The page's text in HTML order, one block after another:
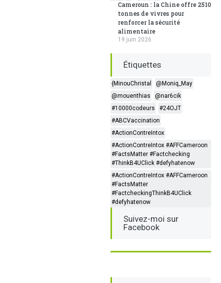
Cameroun : la Chine offre 2510
tonnes de vivres pour
renforcer la sécurité
alimentaire
19 juin 2026
Étiquettes
{MinouChristal
@Moniq_May
@mouenthias
@nar6cik
#10000codeurs
#24OJT
#ABCVaccination
#ActionContreIntox
#ActionContreIntox #AFFCameroon
#FactsMatter #Factchecking
#ThinkB4UClick #defyhatenow
#ActionContreIntox #AFFCameroon
#FactsMatter
#FactcheckingThinkB4UClick
#defyhatenow
Suivez-moi sur
Facebook